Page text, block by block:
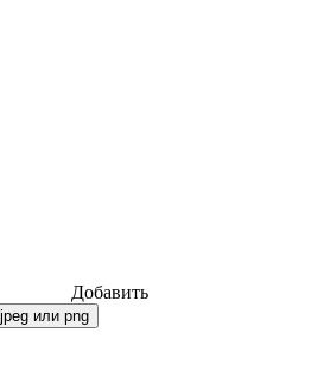
Добавить